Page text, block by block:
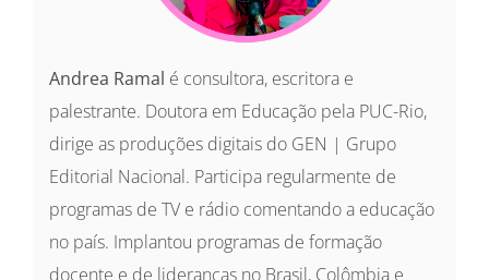
Andrea Ramal é consultora, escritora e
palestrante. Doutora em Educação pela PUC-Rio,
dirige as produções digitais do GEN | Grupo
Editorial Nacional. Participa regularmente de
programas de TV e rádio comentando a educação
no país. Implantou programas de formação
docente e de lideranças no Brasil, Colômbia e